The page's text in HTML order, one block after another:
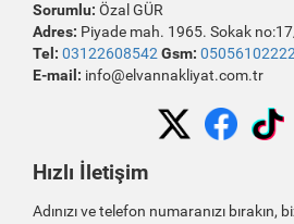
Sorumlu: Özal GÜR
Adres: Piyade mah. 1965. Sokak
Tel: 03122608542 Gsm: 05056102222
E-mail: info@elvannakliyat.com.tr
Hızlı İletişim
Adınızı ve telefon numaranızı bırakın,